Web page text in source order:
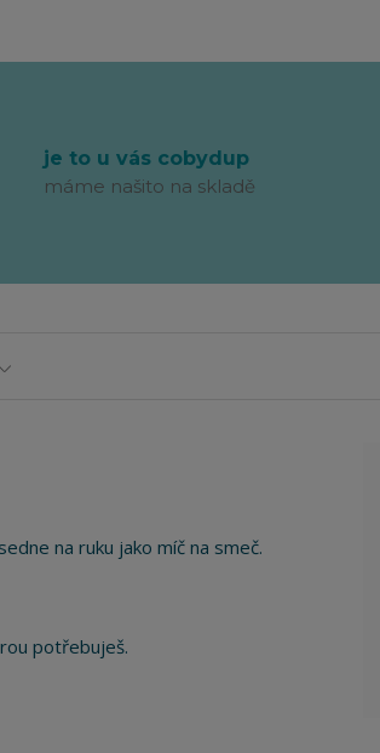
je to u vás cobydup
máme našito na skladě
na ruku jako míč na smeč.
potřebuješ.